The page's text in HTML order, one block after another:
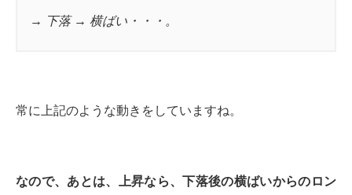
→ 下落 → 横ばい・・・。
常に上記のような動きをしていますね。
なので、あとは、上昇なら、下落後の横ばいからのロン